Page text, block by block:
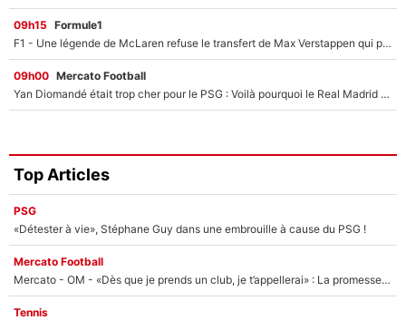
09h15 Formule1
F1 - Une légende de McLaren refuse le transfert de Max Verstappen qui pourrait «faire des vagues» et plomber l'ambiance dans l'équipe
09h00 Mercato Football
Yan Diomandé était trop cher pour le PSG : Voilà pourquoi le Real Madrid a accepté de payer la somme record de 140M€ pour boucler son transfert !
Top Articles
PSG
«Détester à vie», Stéphane Guy dans une embrouille à cause du PSG !
Mercato Football
Mercato - OM - «Dès que je prends un club, je t’appellerai» : La promesse de Marcelino au moment de claquer la porte
Tennis